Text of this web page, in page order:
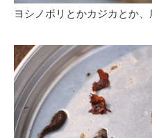
ヨシノボリとかカジカとか、